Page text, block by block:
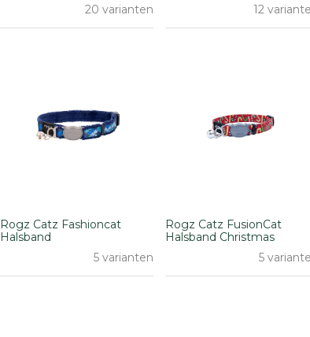
20 varianten
12
Rogz Catz Fashioncat
Halsband
5 varianten
Rogz Catz FusionCat
Halsband Christmas
5